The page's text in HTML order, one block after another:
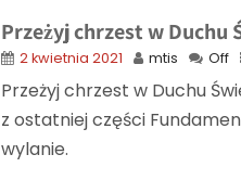
Przeżyj chrzest w Duchu
2 kwietnia 2021 mtis Off
Przeżyj chrzest w Duchu
z ostatniej części
wylanie.